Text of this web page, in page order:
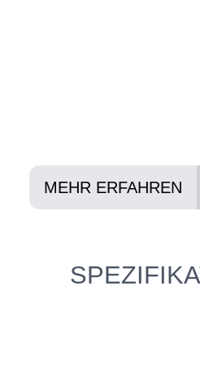
MEHR ERFAHREN